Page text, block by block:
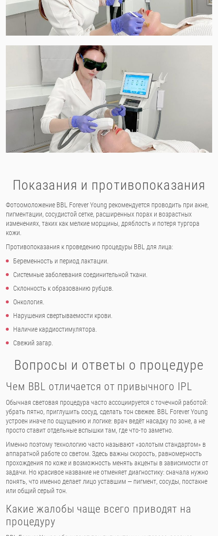
Показания и противопоказания
Фотоомоложение BBL Forever Young рекомендуется проводить при акне,
пигментации, сосудистой сетке, расширенных порах и возрастных
изменениях, таких как мелкие морщины, дряблость и потеря тургора
кожи.
Противопоказания к проведению процедуры BBL для лица:
Беременность и период лактации.
Системные заболевания соединительной ткани.
Склонность к образованию рубцов.
Онкология.
Нарушения свертываемости крови.
Наличие кардиостимулятора.
Свежий загар.
Вопросы и ответы о процедуре
Чем BBL отличается от привычного IPL
Обычная световая процедура часто ассоциируется с точечной работой:
убрать пятно, приглушить сосуд, сделать тон свежее. BBL Forever Young
устроен иначе по ощущению и логике: врач ведёт насадку по зоне, а не
просто ставит отдельные вспышки там, где что-то заметно.
Именно поэтому технологию часто называют «золотым стандартом» в
аппаратной работе со светом. Здесь важны скорость, равномерность
прохождения по коже и возможность менять акценты в зависимости от
задачи. Но красивое название не отменяет диагностику: сначала нужно
понять, что именно делает лицо уставшим — пигмент, сосуды, постакне
или общий серый тон.
Какие жалобы чаще всего приводят на
процедуру